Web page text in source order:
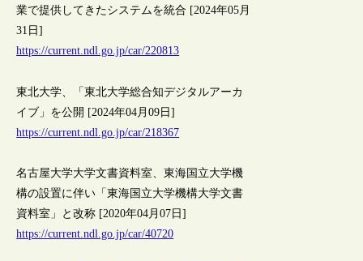
業で提供してきたシステムを統合 [2024年05月
31日]
https://current.ndl.go.jp/car/220813
東北大学、「東北大学総合知デジタルアーカ
イブ」を公開 [2024年04月09日]
https://current.ndl.go.jp/car/218367
名古屋大学大学文書資料室、東海国立大学機
構の設置に伴い「東海国立大学機構大学文書
資料室」と改称 [2020年04月07日]
https://current.ndl.go.jp/car/40720